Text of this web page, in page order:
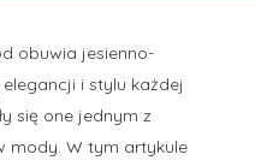
obuwia jesienno-
i stylu każdej
się one jednym z
mody. W tym artykule